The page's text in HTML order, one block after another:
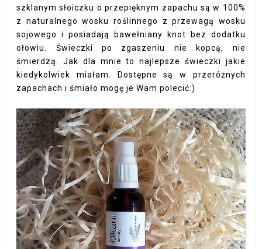
szklanym słoiczku o przepięknym zapachu są w 100%
z naturalnego wosku roślinnego z przewagą wosku
sojowego i posiadają bawełniany knot bez dodatku
ołowiu. Świeczki po zgaszeniu nie kopcą, nie
śmierdzą. Jak dla mnie to najlepsze świeczki jakie
kiedykolwiek miałam. Dostępne są w przeróżnych
zapachach i śmiało mogę je Wam polecić:)